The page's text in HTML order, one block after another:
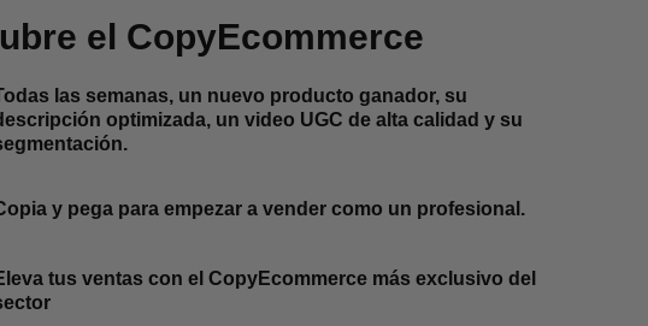
el CopyEcommerce
las semanas, un nuevo producto ganador, su
optimizada, un video UGC de alta calidad y su
y pega para empezar a vender como un profesional.
tus ventas con el CopyEcommerce más exclusivo del